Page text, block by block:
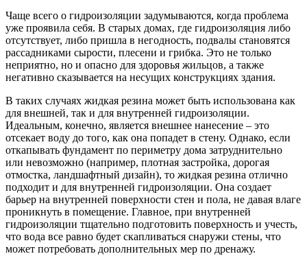
Чаще всего о гидроизоляции задумываются, когда проблема
уже проявила себя. В старых домах, где гидроизоляция либо
отсутствует, либо пришла в негодность, подвалы становятся
рассадниками сырости, плесени и грибка. Это не только
неприятно, но и опасно для здоровья жильцов, а также
негативно сказывается на несущих конструкциях здания.
В таких случаях жидкая резина может быть использована как
для внешней, так и для внутренней гидроизоляции.
Идеальным, конечно, является внешнее нанесение – это
отсекает воду до того, как она попадет в стену. Однако, если
откапывать фундамент по периметру дома затруднительно
или невозможно (например, плотная застройка, дорогая
отмостка, ландшафтный дизайн), то жидкая резина отлично
подходит и для внутренней гидроизоляции. Она создает
барьер на внутренней поверхности стен и пола, не давая влаге
проникнуть в помещение. Главное, при внутренней
гидроизоляции тщательно подготовить поверхность и учесть,
что вода все равно будет скапливаться снаружи стены, что
может потребовать дополнительных мер по дренажу.